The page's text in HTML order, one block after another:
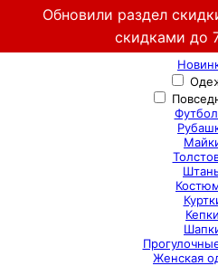
Обновили раздел
скидками до
Кепки
Женская